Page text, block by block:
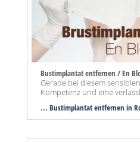
Bustimplantat entfernen / En
Gerade bei diesem
Kompetenz und eine
... Bustimplantat entfernen in